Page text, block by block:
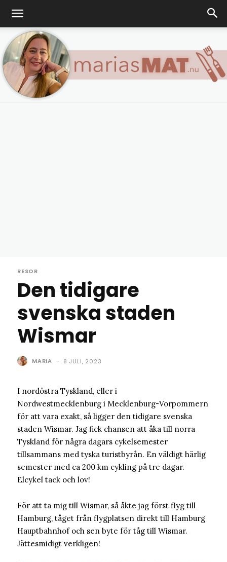
RESOR
Den tidigare
svenska staden
Wismar
MARIA - 8 JULI, 2023
I nordöstra Tyskland, eller i
Nordwestmecklenburg i Mecklenburg-Vorpommern
för att vara exakt, så ligger den tidigare svenska
staden Wismar. Jag fick chansen att åka till norra
Tyskland för några dagars cykelsemester
tillsammans med tyska turistbyrån. En väldigt härlig
semester med ca 200 km cykling på tre dagar.
Elcykel tack och lov!
För att ta mig till Wismar, så åkte jag först flyg till
Hamburg, tåget från flygplatsen direkt till Hamburg
Hauptbahnhof och sen byte för tåg till Wismar.
Jättesmidigt verkligen!